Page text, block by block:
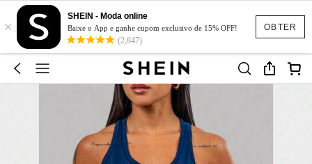
OBTER
×
SHEIN - Moda online
Baixe o App e ganhe cupom exclusivo de 15% OFF!
(2,847)